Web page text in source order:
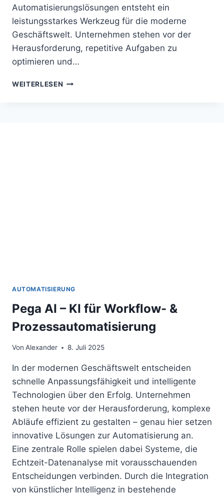
Automatisierungslösungen entsteht ein
leistungsstarkes Werkzeug für die moderne
Geschäftswelt. Unternehmen stehen vor der
Herausforderung, repetitive Aufgaben zu
optimieren und…
WEITERLESEN UIPATH
AUTOMATISIERUNG
Pega AI – KI für Workflow- &
Prozessautomatisierung
Von Alexander 8. Juli 2025
In der modernen Geschäftswelt entscheiden
schnelle Anpassungsfähigkeit und intelligente
Technologien über den Erfolg. Unternehmen
stehen heute vor der Herausforderung, komplexe
Abläufe effizient zu gestalten – genau hier setzen
innovative Lösungen zur Automatisierung an.
Eine zentrale Rolle spielen dabei Systeme, die
Echtzeit-Datenanalyse mit vorausschauenden
Entscheidungen verbinden. Durch die Integration
von künstlicher Intelligenz in bestehende